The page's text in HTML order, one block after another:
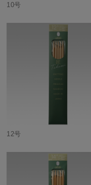
10号
12号